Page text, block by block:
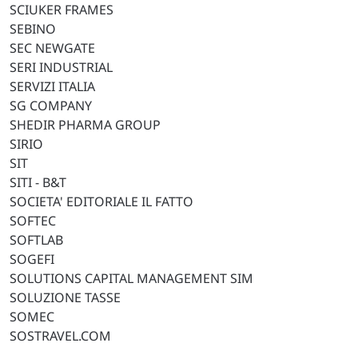
SCIUKER FRAMES
SEBINO
SEC NEWGATE
SERI INDUSTRIAL
SERVIZI ITALIA
SG COMPANY
SHEDIR PHARMA GROUP
SIRIO
SIT
SITI - B&T
SOCIETA' EDITORIALE IL FATTO
SOFTEC
SOFTLAB
SOGEFI
SOLUTIONS CAPITAL MANAGEMENT SIM
SOLUZIONE TASSE
SOMEC
SOSTRAVEL.COM